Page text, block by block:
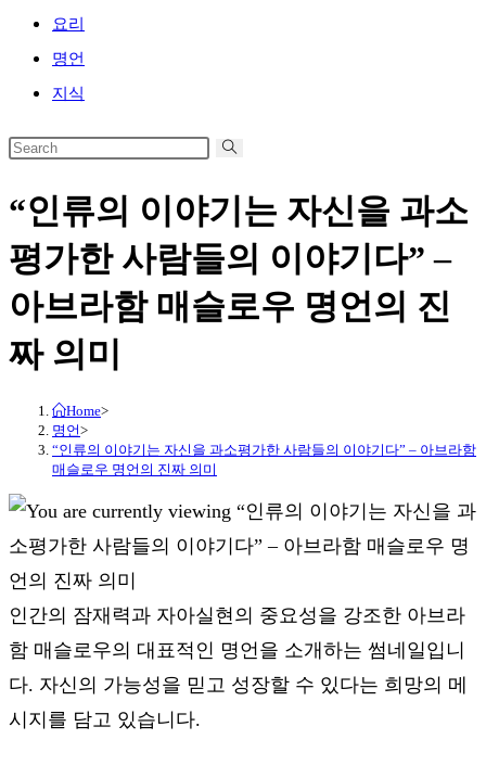
요리
명언
지식
“인류의 이야기는 자신을 과소
평가한 사람들의 이야기다” –
아브라함 매슬로우 명언의 진
짜 의미
Home>
명언>
“인류의 이야기는 자신을 과소평가한 사람들의 이야기다” – 아브라함
매슬로우 명언의 진짜 의미
인간의 잠재력과 자아실현의 중요성을 강조한 아브라
함 매슬로우의 대표적인 명언을 소개하는 썸네일입니
다. 자신의 가능성을 믿고 성장할 수 있다는 희망의 메
시지를 담고 있습니다.